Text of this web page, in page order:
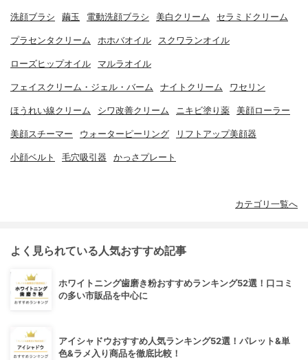
洗顔ブラシ 繭玉 電動洗顔ブラシ 美白クリーム セラミドクリーム
プラセンタクリーム ホホバオイル スクワランオイル
ローズヒップオイル マルラオイル
フェイスクリーム・ジェル・バーム ナイトクリーム ワセリン
ほうれい線クリーム シワ改善クリーム ニキビ塗り薬 美顔ローラー
美顔スチーマー ウォーターピーリング リフトアップ美顔器
小顔ベルト 毛穴吸引器 かっさプレート
カテゴリ一覧へ
よく見られている人気おすすめ記事
ホワイトニング歯磨き粉おすすめランキング52選！口コミ
の多い市販品を中心に
アイシャドウおすすめ人気ランキング52選！パレット&単
色&ラメ入り商品を徹底比較！